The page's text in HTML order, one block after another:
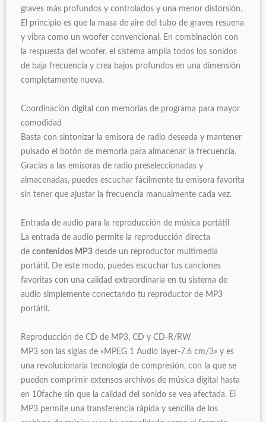
graves más profundos y controlados y una menor distorsión.
El principio es que la masa de aire del tubo de graves resuena
y vibra como un woofer convencional. En combinación con
la respuesta del woofer, el sistema amplía todos los sonidos
de baja frecuencia y crea bajos profundos en una dimensión
completamente nueva.
Coordinación digital con memorias de programa para mayor
comodidad
Basta con sintonizar la emisora de radio deseada y mantener
pulsado el botón de memoria para almacenar la frecuencia.
Gracias a las emisoras de radio preseleccionadas y
almacenadas, puedes escuchar fácilmente tu emisora favorita
sin tener que ajustar la frecuencia manualmente cada vez.
Entrada de audio para la reproducción de música portátil
La entrada de audio permite la reproducción directa
de contenidos MP3 desde un reproductor multimedia
portátil. De este modo, puedes escuchar tus canciones
favoritas con una calidad extraordinaria en tu sistema de
audio simplemente conectando tu reproductor de MP3
portátil.
Reproducción de CD de MP3, CD y CD-R/RW
MP3 son las siglas de «MPEG 1 Audio layer-7.6 cm/3» y es
una revolucionaria tecnología de compresión, con la que se
pueden comprimir extensos archivos de música digital hasta
en 10fache sin que la calidad del sonido se vea afectada. El
MP3 permite una transferencia rápida y sencilla de los